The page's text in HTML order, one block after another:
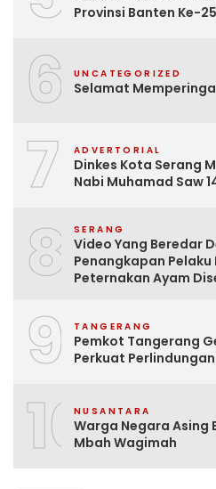
Provinsi Banten Ke-
6 UNCATEGORIZED
Selamat
7 ADVERTORIAL
Dinkes Kota Serang
Nabi Muhamad Saw
8 SERANG
Video Yang Beredar
Penangkapan
Peternakan Ayam
9 TANGERANG
Pemkot Tangerang
Perkuat
10NUSANTARA
Warga Negara Asing
Mbah Wagimah